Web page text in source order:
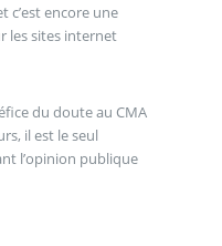
c’est encore une
les sites internet
du doute au CMA
il est le seul
l’opinion publique